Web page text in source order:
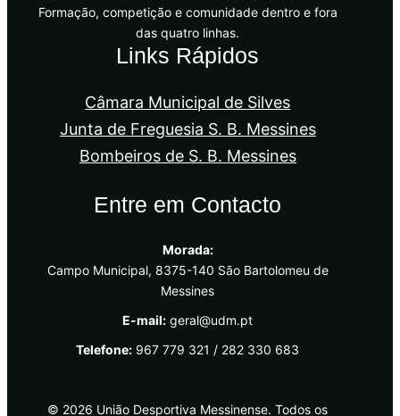
Formação, competição e comunidade dentro e fora
das quatro linhas.
Links Rápidos
Câmara Municipal de Silves
Junta de Freguesia S. B. Messines
Bombeiros de S. B. Messines
Entre em Contacto
Morada:
Campo Municipal, 8375-140 São Bartolomeu de
Messines
E-mail: geral@udm.pt
Telefone: 967 779 321 / 282 330 683
© 2026 União Desportiva Messinense. Todos os